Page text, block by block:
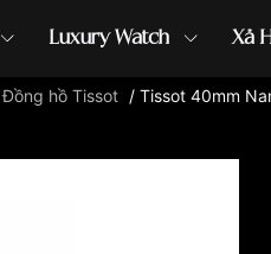
Luxury Watch Xả
hồ G-Shock đồng hồ Orient ...
Đồng hồ Tissot / Tissot 40mm